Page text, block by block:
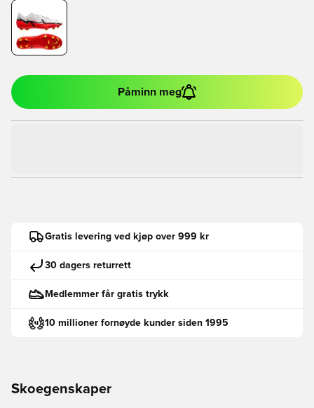
Påminn meg
Gratis levering ved kjøp over 999 kr
30 dagers returrett
Medlemmer får gratis trykk
10 millioner fornøyde kunder siden 1995
Skoegenskaper